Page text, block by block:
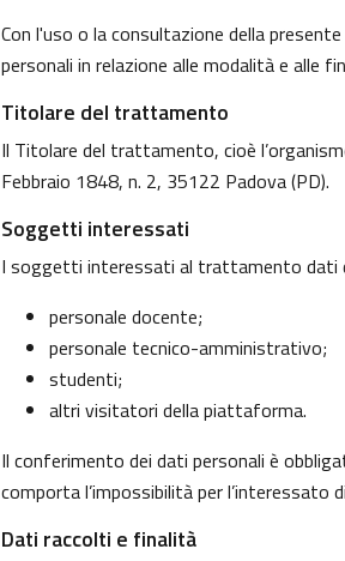
Con l'uso o la consultazione della
personali in relazione alle modalità e alle
Titolare del trattamento
Il Titolare del trattamento, cioè
Febbraio 1848, n. 2, 35122 Padova (PD).
Soggetti interessati
I soggetti interessati al trattamento dati
personale docente;
personale tecnico-amministrativo;
studenti;
altri visitatori della piattaforma.
Il conferimento dei dati personali è
comporta l’impossibilità per l’interessato
Dati raccolti e finalità